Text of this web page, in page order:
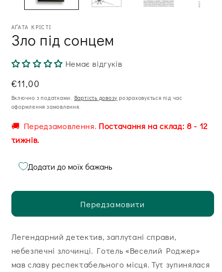
АҐАТА КРІСТІ
Зло під сонцем
Немає відгуків
Звична
ціна
€11,00
Включно з податками. Вартість довозу розраховується під час
оформлення замовлення.
🚚 Передзамовлення. Постачання на склад: 8 - 12
тижнів.
Додати до моїх бажань
Передзамовити
Легендарний детектив, заплутані справи,
небезпечні злочинці. Готель «Веселий Роджер»
мав славу респектабельного місця. Тут зупинялася